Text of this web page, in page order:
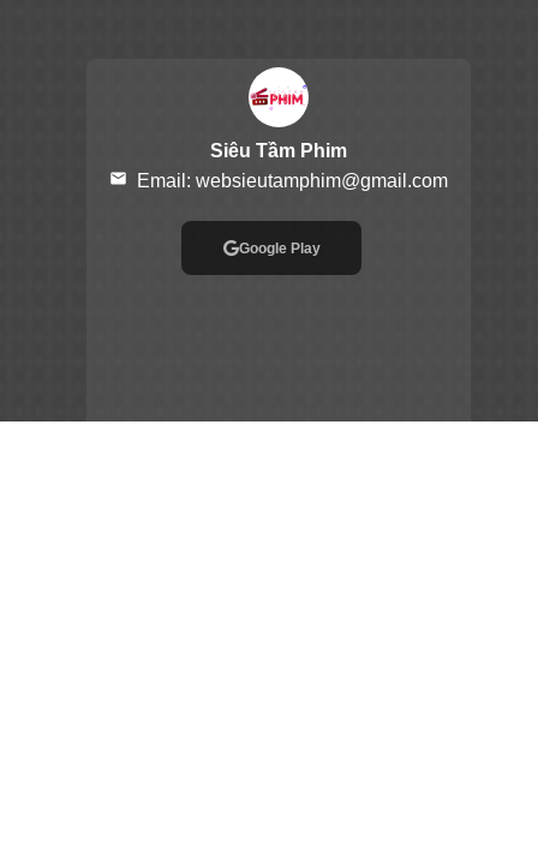
Siêu Tầm Phim
email Email: websieutamphim@gmail.com
Google Play